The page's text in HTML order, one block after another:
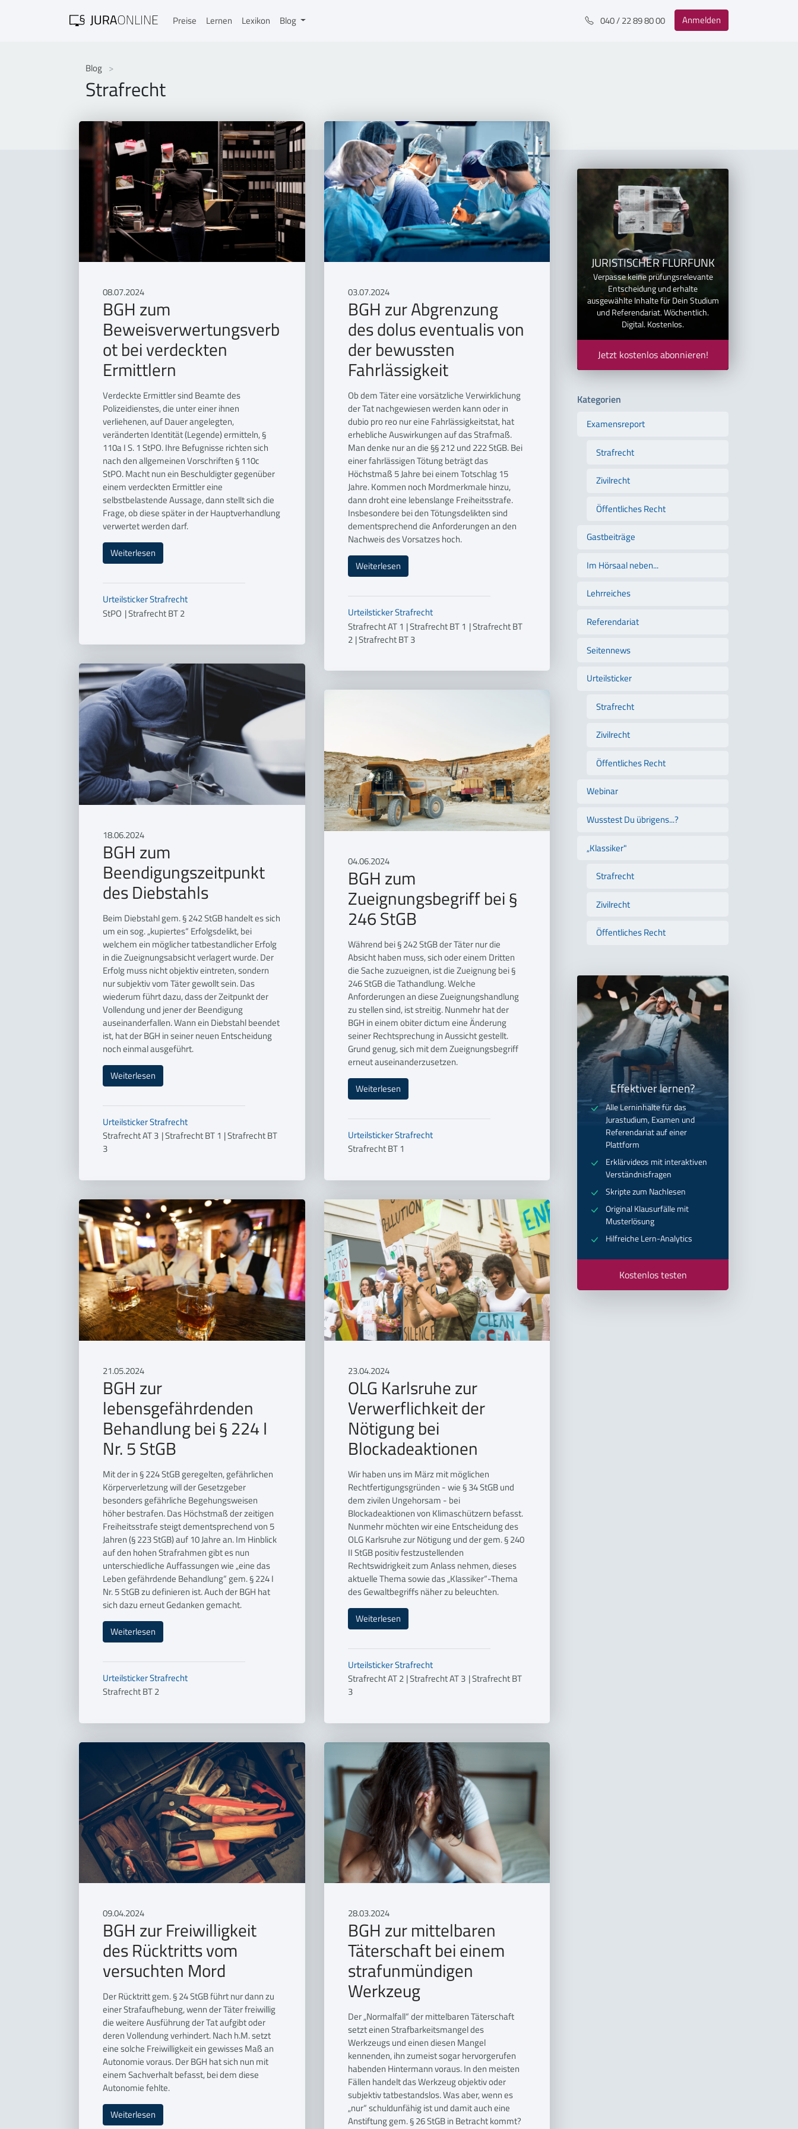
Preise Lernen Lexikon Blog 040 / 22 89 80 00 Anmelden
Blog
Strafrecht
08.07.2024
BGH zum
Beweisverwertungsverb
ot bei verdeckten
Ermittlern
Verdeckte Ermittler sind Beamte des
Polizeidienstes, die unter einer ihnen
verliehenen, auf Dauer angelegten,
veränderten Identität (Legende) ermitteln, §
110a I S. 1 StPO. Ihre Befugnisse richten sich
nach den allgemeinen Vorschriften § 110c
StPO. Macht nun ein Beschuldigter gegenüber
einem verdeckten Ermittler eine
selbstbelastende Aussage, dann stellt sich die
Frage, ob diese später in der Hauptverhandlung
verwertet werden darf.
Weiterlesen
UrteilstickerStrafrecht
StPO |Strafrecht BT 2
03.07.2024
BGH zur Abgrenzung
des dolus eventualis von
der bewussten
Fahrlässigkeit
Ob dem Täter eine vorsätzliche Verwirklichung
der Tat nachgewiesen werden kann oder in
dubio pro reo nur eine Fahrlässigkeitstat, hat
erhebliche Auswirkungen auf das Strafmaß.
Man denke nur an die §§ 212 und 222 StGB. Bei
einer fahrlässigen Tötung beträgt das
Höchstmaß 5 Jahre bei einem Totschlag 15
Jahre. Kommen noch Mordmerkmale hinzu,
dann droht eine lebenslange Freiheitsstrafe.
Insbesondere bei den Tötungsdelikten sind
dementsprechend die Anforderungen an den
Nachweis des Vorsatzes hoch.
Weiterlesen
UrteilstickerStrafrecht
Strafrecht AT 1 |Strafrecht BT 1 |Strafrecht BT
2 |Strafrecht BT 3
18.06.2024
BGH zum
Beendigungszeitpunkt
des Diebstahls
Beim Diebstahl gem. § 242 StGB handelt es sich
um ein sog. „kupiertes“ Erfolgsdelikt, bei
welchem ein möglicher tatbestandlicher Erfolg
in die Zueignungsabsicht verlagert wurde. Der
Erfolg muss nicht objektiv eintreten, sondern
nur subjektiv vom Täter gewollt sein. Das
wiederum führt dazu, dass der Zeitpunkt der
Vollendung und jener der Beendigung
auseinanderfallen. Wann ein Diebstahl beendet
ist, hat der BGH in seiner neuen Entscheidung
noch einmal ausgeführt.
Weiterlesen
UrteilstickerStrafrecht
Strafrecht AT 3 |Strafrecht BT 1 |Strafrecht BT
3
04.06.2024
BGH zum
Zueignungsbegriff bei §
246 StGB
Während bei § 242 StGB der Täter nur die
Absicht haben muss, sich oder einem Dritten
die Sache zuzueignen, ist die Zueignung bei §
246 StGB die Tathandlung. Welche
Anforderungen an diese Zueignungshandlung
zu stellen sind, ist streitig. Nunmehr hat der
BGH in einem obiter dictum eine Änderung
seiner Rechtsprechung in Aussicht gestellt.
Grund genug, sich mit dem Zueignungsbegriff
erneut auseinanderzusetzen.
Weiterlesen
UrteilstickerStrafrecht
Strafrecht BT 1
21.05.2024
BGH zur
lebensgefährdenden
Behandlung bei § 224 I
Nr. 5 StGB
Mit der in § 224 StGB geregelten, gefährlichen
Körperverletzung will der Gesetzgeber
besonders gefährliche Begehungsweisen
höher bestrafen. Das Höchstmaß der zeitigen
Freiheitsstrafe steigt dementsprechend von 5
Jahren (§ 223 StGB) auf 10 Jahre an. Im Hinblick
auf den hohen Strafrahmen gibt es nun
unterschiedliche Auffassungen wie „eine das
Leben gefährdende Behandlung“ gem. § 224 I
Nr. 5 StGB zu definieren ist. Auch der BGH hat
sich dazu erneut Gedanken gemacht.
Weiterlesen
UrteilstickerStrafrecht
Strafrecht BT 2
23.04.2024
OLG Karlsruhe zur
Verwerflichkeit der
Nötigung bei
Blockadeaktionen
Wir haben uns im März mit möglichen
Rechtfertigungsgründen - wie § 34 StGB und
dem zivilen Ungehorsam - bei
Blockadeaktionen von Klimaschützern befasst.
Nunmehr möchten wir eine Entscheidung des
OLG Karlsruhe zur Nötigung und der gem. § 240
II StGB positiv festzustellenden
Rechtswidrigkeit zum Anlass nehmen, dieses
aktuelle Thema sowie das „Klassiker“-Thema
des Gewaltbegriffs näher zu beleuchten.
Weiterlesen
UrteilstickerStrafrecht
Strafrecht AT 2 |Strafrecht AT 3 |Strafrecht BT
3
09.04.2024
BGH zur Freiwilligkeit
des Rücktritts vom
versuchten Mord
Der Rücktritt gem. § 24 StGB führt nur dann zu
einer Strafaufhebung, wenn der Täter freiwillig
die weitere Ausführung der Tat aufgibt oder
deren Vollendung verhindert. Nach h.M. setzt
eine solche Freiwilligkeit ein gewisses Maß an
Autonomie voraus. Der BGH hat sich nun mit
einem Sachverhalt befasst, bei dem diese
Autonomie fehlte.
Weiterlesen
28.03.2024
BGH zur mittelbaren
Täterschaft bei einem
strafunmündigen
Werkzeug
Der „Normalfall“ der mittelbaren Täterschaft
setzt einen Strafbarkeitsmangel des
Werkzeugs und einen diesen Mangel
kennenden, ihn zumeist sogar hervorgerufen
habenden Hintermann voraus. In den meisten
Fällen handelt das Werkzeug objektiv oder
subjektiv tatbestandslos. Was aber, wenn es
„nur“ schuldunfähig ist und damit auch eine
Anstiftung gem. § 26 StGB in Betracht kommt?
JURISTISCHER FLURFUNK
Verpasse keine prüfungsrelevante
Entscheidung und erhalte
ausgewählte Inhalte für Dein Studium
und Referendariat. Wöchentlich.
Digital. Kostenlos.
Jetzt kostenlos abonnieren!
Kategorien
Examensreport
Strafrecht
Zivilrecht
Öffentliches Recht
Gastbeiträge
Im Hörsaal neben...
Lehrreiches
Referendariat
Seitennews
Urteilsticker
Strafrecht
Zivilrecht
Öffentliches Recht
Webinar
Wusstest Du übrigens...?
„Klassiker"
Strafrecht
Zivilrecht
Öffentliches Recht
Effektiver lernen?
Alle Lerninhalte für das
Jurastudium, Examen und
Referendariat auf einer
Plattform
Erklärvideos mit interaktiven
Verständnisfragen
Skripte zum Nachlesen
Original Klausurfälle mit
Musterlösung
Hilfreiche Lern-Analytics
Kostenlos testen